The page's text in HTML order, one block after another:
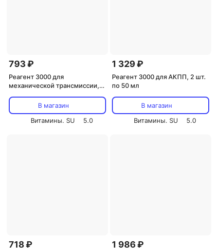
793 ₽
Реагент 3000 для
механической трансмиссии,
В магазин
Витамины. SU
5.0
1 329 ₽
Реагент 3000 для АКПП, 2 шт.
по 50 мл
В магазин
Витамины. SU
5.0
718 ₽ 1 986 ₽